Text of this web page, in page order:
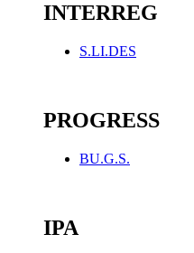
INTERREG
S.LI.DES
PROGRESS
BU.G.S.
IPA